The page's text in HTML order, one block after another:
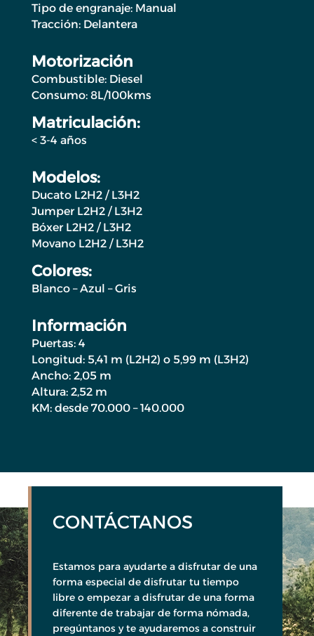
Tipo de engranaje: Manual
Tracción: Delantera
Motorización
Combustible: Diesel
Consumo: 8L/100kms
Matriculación:
< 3-4 años
Modelos:
Ducato L2H2 / L3H2
Jumper L2H2 / L3H2
Bóxer L2H2 / L3H2
Movano L2H2 / L3H2
Colores:
Blanco – Azul – Gris
Información
Puertas: 4
Longitud: 5,41 m (L2H2) o 5,99 m (L3H2)
Ancho: 2,05 m
Altura: 2,52 m
KM: desde 70.000 – 140.000
CONTÁCTANOS
Estamos para ayudarte a disfrutar de una
forma especial de disfrutar tu tiempo
libre o empezar a disfrutar de una forma
diferente de trabajar de forma nómada,
pregúntanos y te ayudaremos a construir